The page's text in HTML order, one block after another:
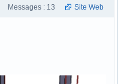
Messages : 13 Site Web